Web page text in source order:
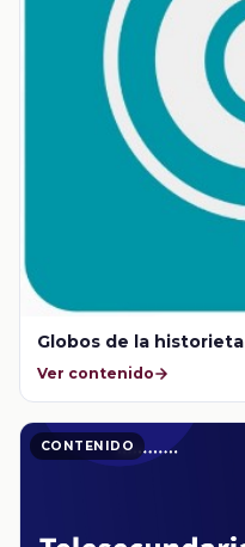
Globos de la historieta
Ver contenido
CONTENIDO